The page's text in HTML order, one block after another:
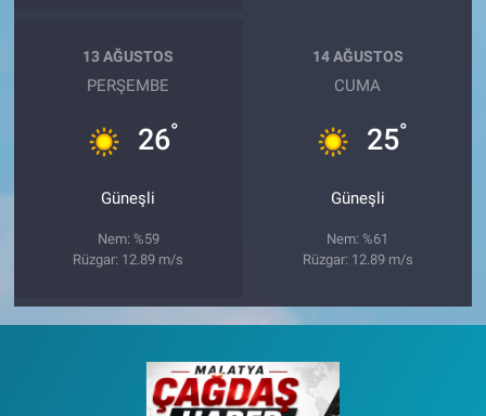
13 AĞUSTOS
PERŞEMBE
26°
Güneşli
Nem: %59
Rüzgar: 12.89 m/s
14 AĞUSTOS
CUMA
25°
Güneşli
Nem: %61
Rüzgar: 12.89 m/s